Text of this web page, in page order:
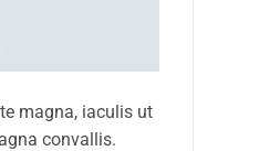
magna, iaculis ut
convallis.